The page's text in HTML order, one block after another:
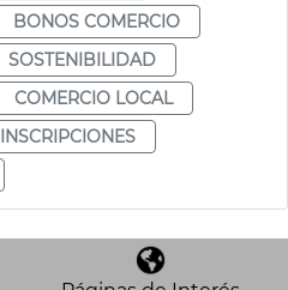
BONOS COMERCIO
SOSTENIBILIDAD
COMERCIO LOCAL
INSCRIPCIONES